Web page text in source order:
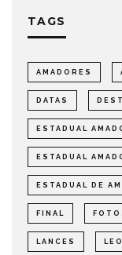
TAGS
AMADORES
DATAS
ESTADUAL
ESTADUAL
ESTADUAL DE
FINAL
LANCES